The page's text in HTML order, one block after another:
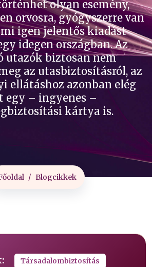
olyan esemény,
orvosra, gyógyszerre van
igen jelentős kiadást
idegen országban. Az
utazók biztosan nem
az utasbiztosításról, az
ellátáshoz azonban elég
egy – ingyenes –
kártya is.
Blogcikkek
Társadalombiztosítás